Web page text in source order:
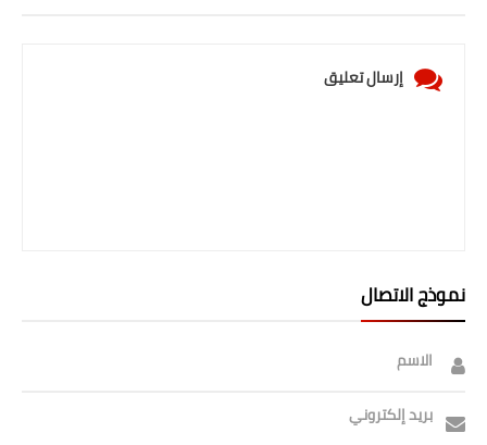
إرسال تعليق
نموذج الاتصال
الاسم
بريد إلكتروني